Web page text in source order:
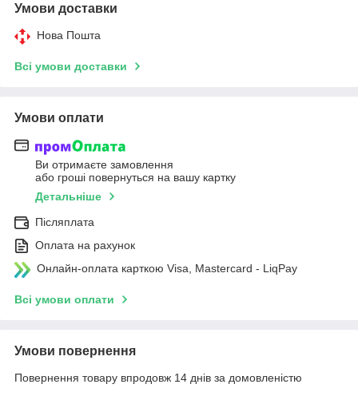
Умови доставки
Нова Пошта
Всі умови доставки
Умови оплати
Ви отримаєте замовлення
або гроші повернуться на вашу картку
Детальніше
Післяплата
Оплата на рахунок
Онлайн-оплата карткою Visa, Mastercard - LiqPay
Всі умови оплати
Умови повернення
Повернення товару впродовж 14 днів за домовленістю